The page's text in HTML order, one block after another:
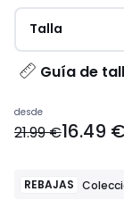
Talla
Guía de
Precio
a
16.49
desde
21.99 €16.49
REBAJAS